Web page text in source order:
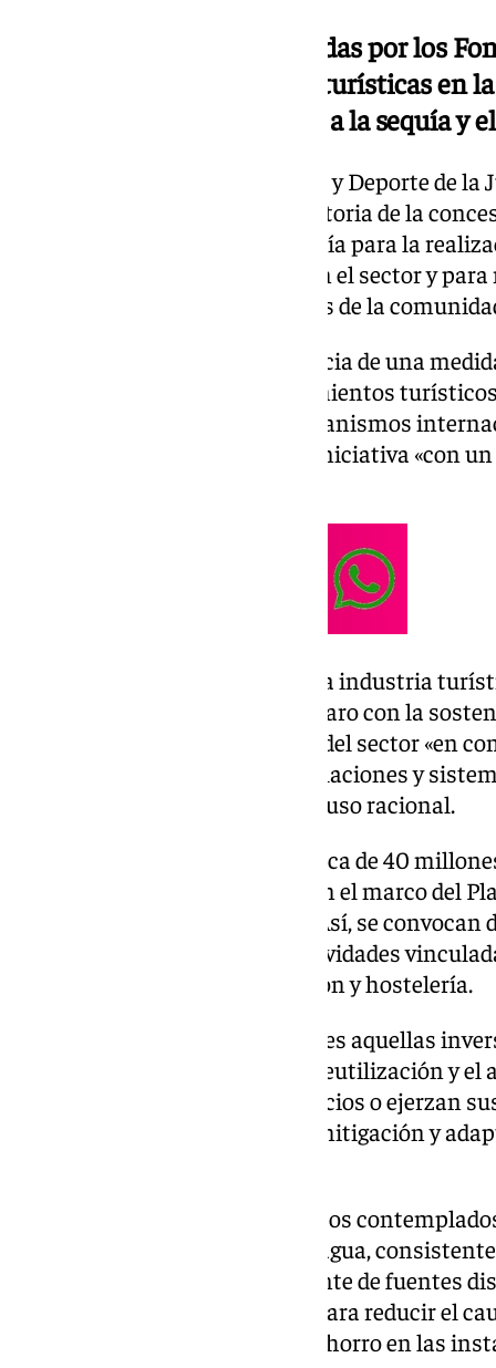
Las subvenciones, financiadas por los
buscan apoyar a empresas turísticas en
medidas sostenibles frente a la sequía y
de Turismo, Cultura y Deporte de la
Egea, ha presentado la convocatoria de la
empresas turísticas de Andalucía para la
paliar los efectos de la sequía en el sector y
climático los destinos turísticos de la
Egea ha subrayado la importancia de una
la adaptación de sus establecimientos
tal y como recomiendan los organismos
sostenibilidad a través de una iniciativa «con
El delegado ha reconocido que la industria
unidad y con un compromiso claro con la
que ha valorado la implicación del sector «en
climático», invirtiendo en instalaciones y
aprovechamiento del agua y su uso racional.
Estas ayudas dispondrán de cerca de 40
Fondos ‘Next Generation-EU’ en el marco del
Transformación y Resiliencia. Así, se
empresas de alojamiento o actividades
prestan servicios de restauración y hostelería.
Serán proyectos subvencionables aquellas
consumo de agua mediante la reutilización y
turísticas que presten sus servicios o ejerzan
como las que contribuyan a la mitigación y
De este modo, entre los conceptos
basadas en la reutilización del agua,
reutilización del agua proveniente de fuentes
Además, se incluyen acciones para reducir el
uso concreto, comportando el ahorro en las